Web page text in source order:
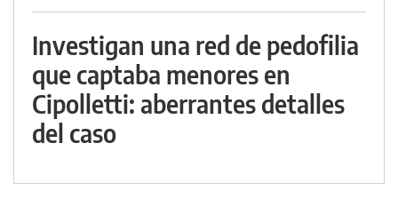
Investigan una red de pedofilia
que captaba menores en
Cipolletti: aberrantes detalles
del caso